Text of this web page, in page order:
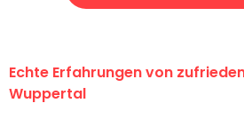
Echte Erfahrungen von
Wuppertal